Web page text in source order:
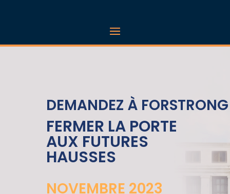
DEMANDEZ À
FERMER LA PORTE
AUX FUTURES
HAUSSES
NOVEMBRE 2023